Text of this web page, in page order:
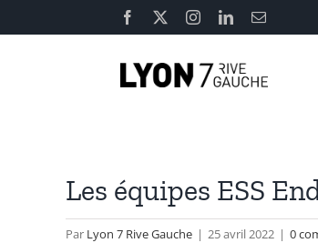
au
Facebook InstagramLinkedInEmail
Les équipes ESS
Par Lyon 7 Rive Gauche | 25 avril 2022 | 0